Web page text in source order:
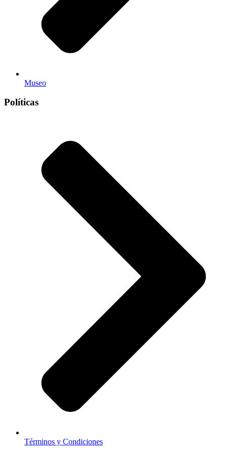
Museo
Políticas
Términos y Condiciones